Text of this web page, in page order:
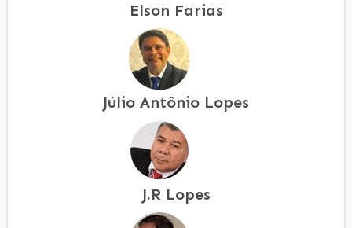
Elson Farias
Júlio Antônio Lopes
J.R Lopes